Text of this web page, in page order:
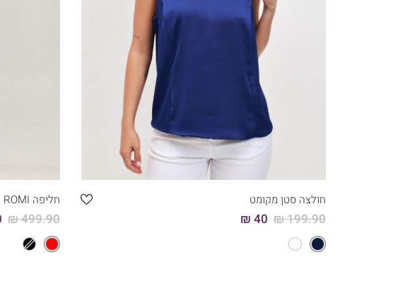
38
40
42
44
46
קני עכשיו
חולצה סטן מקומט
40 ₪ 199.90 ₪
חליפה ROMI
499.90 ₪